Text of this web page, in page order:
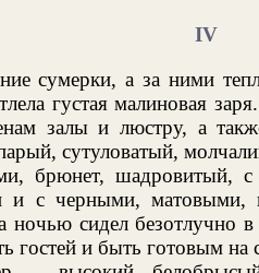
IV
сумерки, а за ними
густая малиновая
залы и люстру, а
сутуловатый,
брюнет, шадровитый,
и с черными, матовыми,
ночью сидел безотлучно
гостей и быть готовым на